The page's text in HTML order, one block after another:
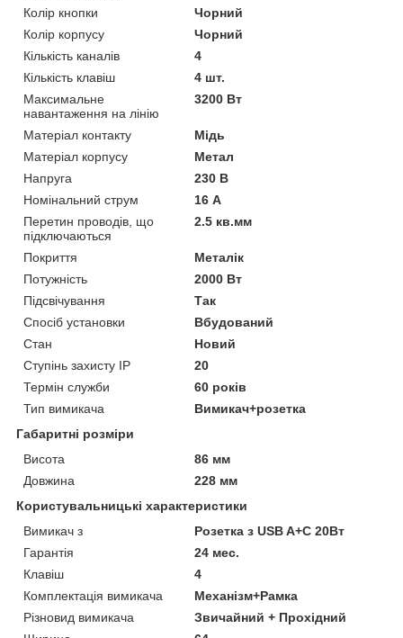
Колір кнопки
Чорний
Колір корпусу
Чорний
Кількість каналів
4
Кількість клавіш
4 шт.
Максимальне
навантаження на лінію
3200 Вт
Матеріал контакту
Мідь
Матеріал корпусу
Метал
Напруга
230 В
Номінальний струм
16 А
Перетин проводів, що
підключаються
2.5 кв.мм
Покриття
Металік
Потужність
2000 Вт
Підсвічування
Так
Спосіб установки
Вбудований
Стан
Новий
Ступінь захисту IP
20
Термін служби
60 років
Тип вимикача
Вимикач+розетка
Габаритні розміри
Висота
86 мм
Довжина
228 мм
Користувальницькі характеристики
Вимикач з
Розетка з USB A+C 20Вт
Гарантія
24 мес.
Клавіш
4
Комплектація вимикача
Механізм+Рамка
Різновид вимикача
Звичайний + Прохідний